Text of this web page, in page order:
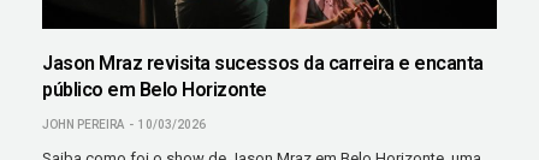
Jason Mraz revisita sucessos da carreira e encanta
público em Belo Horizonte
JOHN PEREIRA 10/03/2026